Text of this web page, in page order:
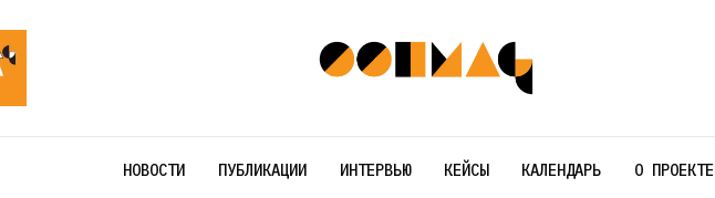
НОВОСТИ ПУБЛИКАЦИИ ИНТЕРВЬЮ КЕЙСЫ КАЛЕНДАРЬ О ПРОЕКТЕ